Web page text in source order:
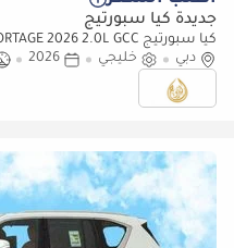
جديدة كيا سبورتيج
كيا سبورتيج KIA SPORTAGE 2026 2.0L GCC
دبي
خليجي 2026